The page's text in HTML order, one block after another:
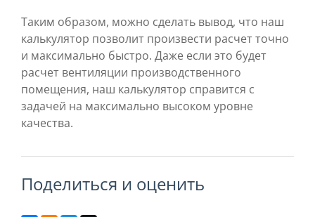
Таким образом, можно сделать вывод, что наш
калькулятор позволит произвести расчет точно
и максимально быстро. Даже если это будет
расчет вентиляции производственного
помещения, наш калькулятор справится с
задачей на максимально высоком уровне
качества.
поделиться и оценить